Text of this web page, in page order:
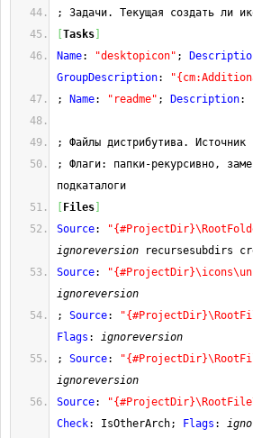
; Задачи. Текущая создать ли
Tasks
Name: "desktopicon" ;
GroupDescription:
;
Name: "readme" ; Description:
; Файлы дистрибутива.
; Флаги: папки-рекурсивно,
подкаталоги
Files
Source:
ignoreversion recursesubdirs
Source:
ignoreversion
; Source:
Flags : ignoreversion
; Source:
ignoreversion
Source:
Check: IsOtherArch; Flags :